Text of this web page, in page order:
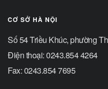
CƠ SỞ HÀ NỘI
Số 54 Triều Khúc, phường
Điện thoại: 0243.854 4264
Fax: 0243.854 7695